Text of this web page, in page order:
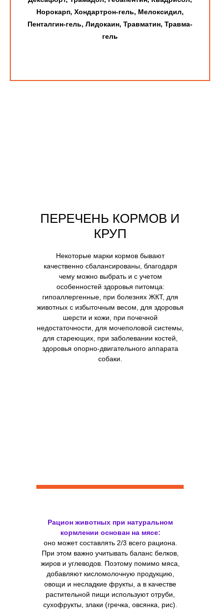
Норокарп, Хондартрон-гель, Мелоксидил,
Пенталгин-гель, Лидокаин, Травматин, Травма-
гель
ПЕРЕЧЕНЬ КОРМОВ И
КРУП
Рацион животных при натуральном
кормлении основан на мясе:
оно может составлять 2/3 всего рациона.
При этом важно учитывать баланс белков,
жиров и углеводов. Поэтому помимо мяса,
добавляют кисломолочную продукцию,
овощи и несладкие фрукты, а в качестве
растительной пищи используют отруби,
сухофрукты, злаки (гречка, овсянка, рис).
Некоторые марки кормов бывают
качественно сбалансированы, благодаря
чему можно выбрать и с учетом
особенностей здоровья питомца:
гипоаллергенные, при болезнях ЖКТ, для
животных с избыточным весом, для здоровья
шерсти и кожи, при почечной
недостаточности, для мочеполовой системы,
для стареющих, при заболевании костей,
здоровья опорно-двигательного аппарата
собаки.